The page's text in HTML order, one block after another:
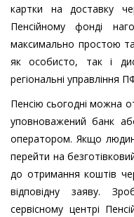
картки на доставку
Пенсійному фонді
максимально простою
як особисто, так і
регіональні управління
Пенсію сьогодні можна
уповноважений банк
оператором. Якщо
перейти на
до отримання коштів
відповідну заяву.
сервісному центрі